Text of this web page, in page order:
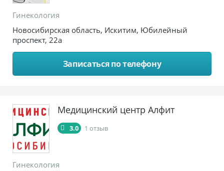
Гинекология
Новосибирская область, Искитим, Юбилейный
проспект, 22а
Записаться по телефону
Медицинский центр Алфит
Гинекология
3.0 1 отзыв